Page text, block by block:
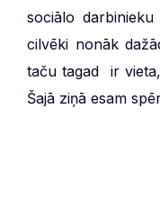
sociālo
cilvēki nonāk
taču tagad ir
Šajā ziņā esam